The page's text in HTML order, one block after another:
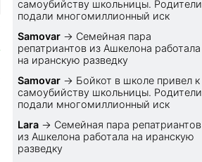
самоубийству школьницы. Родители
подали многомиллионный иск
Samovar → Семейная пара
репатриантов из Ашкелона работала
на иранскую разведку
Samovar → Бойкот в школе привел к
самоубийству школьницы. Родители
подали многомиллионный иск
Lara → Семейная пара репатриантов
из Ашкелона работала на иранскую
разведку